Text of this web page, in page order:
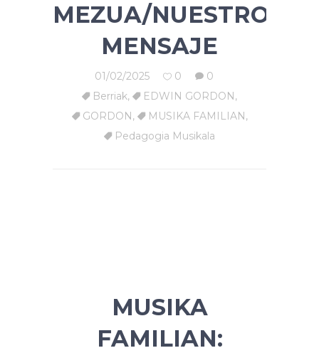
MEZUA/NUESTRO
MENSAJE
01/02/2025 0
0
Berriak, EDWIN GORDON,
GORDON, MUSIKA FAMILIAN,
Pedagogia Musikala
MUSIKA
FAMILIAN: